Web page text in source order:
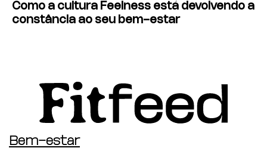
Como a cultura Feelness está devolvendo a
constância ao seu bem-estar
Bem-estar